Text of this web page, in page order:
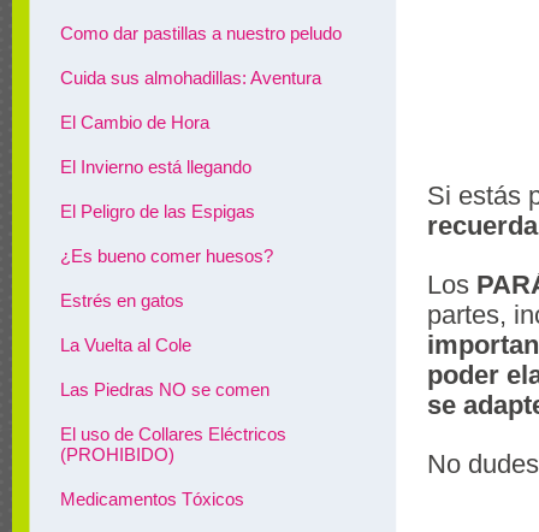
Si estás
Los
partes,
poder
se
No
Como dar pastillas a nuestro peludo
Cuida sus almohadillas: Aventura
El Cambio de Hora
El Invierno está llegando
El Peligro de las Espigas
¿Es bueno comer huesos?
Estrés en gatos
La Vuelta al Cole
Las Piedras NO se comen
El uso de Collares Eléctricos
(PROHIBIDO)
Medicamentos Tóxicos